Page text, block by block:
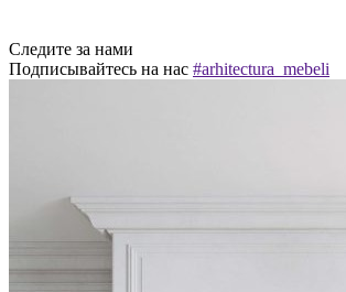
Следите за нами
Подписывайтесь на нас #arhitectura_mebeli